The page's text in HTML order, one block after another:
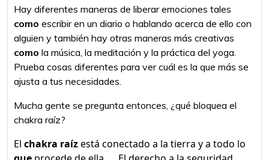
Hay diferentes maneras de liberar emociones tales
como escribir en un diario o hablando acerca de ello con
alguien y también hay otras maneras más creativas
como la música, la meditación y la práctica del yoga.
Prueba cosas diferentes para ver cuál es la que más se
ajusta a tus necesidades.
Mucha gente se pregunta entonces, ¿qué bloquea el
chakra raíz?
El chakra raízestá conectado a la tierra y a todo lo